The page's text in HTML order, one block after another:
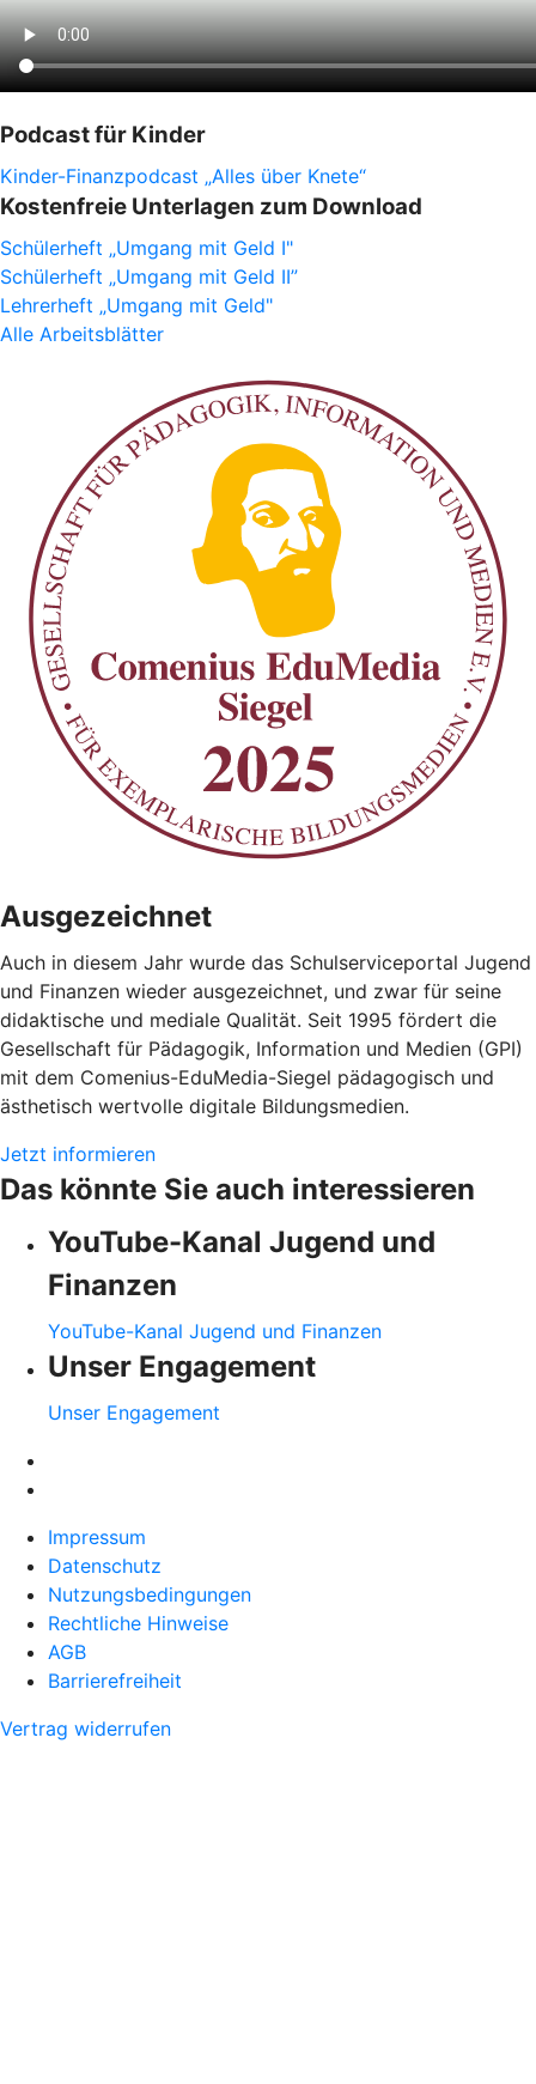
Podcast für Kinder
Kinder-Finanzpodcast „Alles über Knete“
Kostenfreie Unterlagen zum Download
Schülerheft „Umgang mit Geld I"
Schülerheft „Umgang mit Geld II”
Lehrerheft „Umgang mit Geld"
Alle Arbeitsblätter
Ausgezeichnet
Auch in diesem Jahr wurde das Schulserviceportal Jugend
und Finanzen wieder ausgezeichnet, und zwar für seine
didaktische und mediale Qualität. Seit 1995 fördert die
Gesellschaft für Pädagogik, Information und Medien (GPI)
mit dem Comenius-EduMedia-Siegel pädagogisch und
ästhetisch wertvolle digitale Bildungsmedien.
Jetzt informieren
Das könnte Sie auch interessieren
YouTube-Kanal Jugend und
Finanzen
YouTube-Kanal Jugend und Finanzen
Unser Engagement
Unser Engagement
Impressum
Datenschutz
Nutzungsbedingungen
Rechtliche Hinweise
AGB
Barrierefreiheit
Vertrag widerrufen